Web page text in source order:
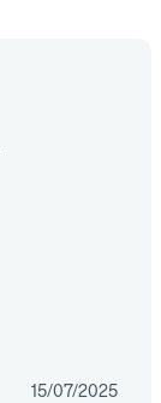
15/07/2025